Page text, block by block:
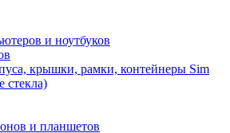
и ноутбуков
крышки, рамки, контейнеры Sim
стекла)
и планшетов